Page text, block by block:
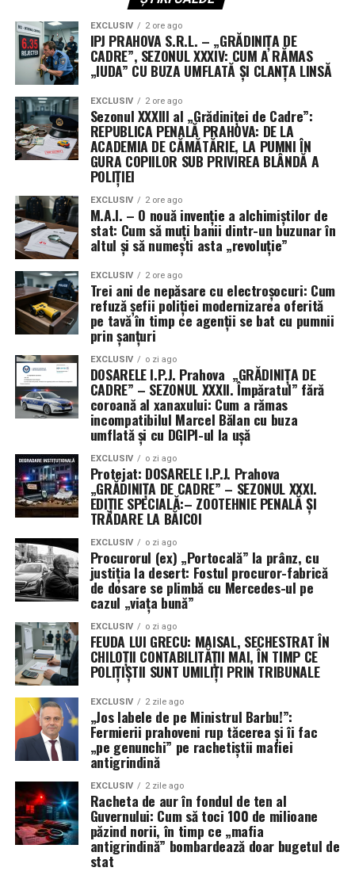
politică”, au afirmat reprezentanții opoziției, contestând
legitimitatea modului în care a fost gestionată
operațiunea.
În replică, ministrul apărării, Guido Crosetto, a respins
criticile, susținând că misiunea a fost aprobată încă din
luna martie, în cadrul unei rezoluții care permitea
redistribuirea forțelor în regiunile geografice deja
autorizate. Totuși, amploarea tehnologică și riscul
operațional par să fi depășit așteptările multor aleși de
la Roma.
Vitrină tehnologică și câmp de
antrenament împotriva Iranului
Dincolo de obiectivele strategice, misiunea din Golf are
două mize esențiale. Pe de o parte, oferă armatei italiene
ocazia rară de a acumula experiență operativă directă
împotriva tehnologiilor militare iraniene, colectând
date vitale despre apărarea antirachetă și lupta anti-
dronă.
Pe de altă parte, există o dimensiune industrială
evidentă. Prin desfășurarea sistemelor SAMP/T și a
tehnologiilor anti-dronă de la Leonardo în condiții reale
de conflict, Italia își transformă misiunea într-o
veritabilă vitrină comercială. Succesul acestor
echipamente sub presiunea atacurilor din Golf ar putea
consolida poziția Italiei pe piața globală de armament,
demonstrând că tehnologia națională este pregătită
pentru cele mai dure provocări moderne.
EXCLUSIV 2 ore ago
IPJ PRAHOVA S.R.L. – „GRĂDINIȚA DE
CADRE”, SEZONUL XXXIV: CUM A RĂMAS
„IUDA” CU BUZA UMFLATĂ ȘI CLANȚA LINSĂ
EXCLUSIV 2 ore ago
Sezonul XXXIII al „Grădiniței de Cadre”:
REPUBLICA PENALĂ PRAHOVA: DE LA
ACADEMIA DE CĂMĂTĂRIE, LA PUMNI ÎN
GURA COPIILOR SUB PRIVIREA BLÂNDĂ A
POLIȚIEI
EXCLUSIV 2 ore ago
M.A.I. – O nouă invenție a alchimiștilor de
stat: Cum să muți banii dintr-un buzunar în
altul și să numești asta „revoluție”
EXCLUSIV 2 ore ago
Trei ani de nepăsare cu electroșocuri: Cum
refuză șefii poliției modernizarea oferită
pe tavă în timp ce agenții se bat cu pumnii
prin șanțuri
EXCLUSIV o zi ago
DOSARELE I.P.J. Prahova „GRĂDINIȚA DE
CADRE” – SEZONUL XXXII. Împăratul” fără
coroană al xanaxului: Cum a rămas
incompatibilul Marcel Bălan cu buza
umflată și cu DGIPI-ul la ușă
EXCLUSIV o zi ago
Protejat: DOSARELE I.P.J. Prahova
„GRĂDINIȚA DE CADRE” – SEZONUL XXXI.
EDIȚIE SPECIALĂ:– ZOOTEHNIE PENALĂ ȘI
TRĂDARE LA BĂICOI
EXCLUSIV o zi ago
Procurorul (ex) „Portocală” la prânz, cu
justiția la desert: Fostul procuror-fabrică
de dosare se plimbă cu Mercedes-ul pe
cazul „viața bună”
EXCLUSIV o zi ago
FEUDA LUI GRECU: MAISAL, SECHESTRAT ÎN
CHILOȚII CONTABILITĂȚII MAI, ÎN TIMP CE
POLIȚIȘTII SUNT UMILIȚI PRIN TRIBUNALE
EXCLUSIV 2 zile ago
„Jos labele de pe Ministrul Barbu!”:
Fermierii prahoveni rup tăcerea și îi fac
„pe genunchi” pe rachetiștii mafiei
antigrindină
EXCLUSIV 2 zile ago
Racheta de aur în fondul de ten al
Guvernului: Cum să toci 100 de milioane
păzind norii, în timp ce „mafia
antigrindină” bombardează doar bugetul de
stat